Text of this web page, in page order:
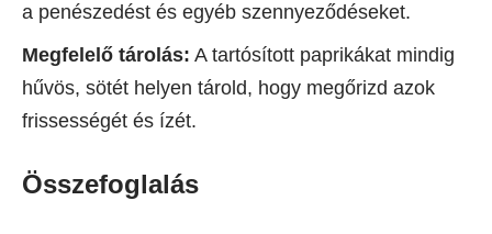
a penészedést és egyéb szennyeződéseket.
Megfelelő tárolás: A tartósított paprikákat mindig
hűvös, sötét helyen tárold, hogy megőrizd azok
frissességét és ízét.
Összefoglalás